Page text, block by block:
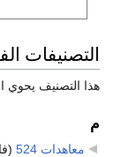
التصنيفات
هذا التصنيف يحوي
م
معاهدات 524